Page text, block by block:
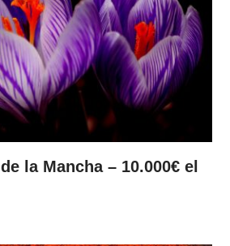
la Mancha – 10.000€ el